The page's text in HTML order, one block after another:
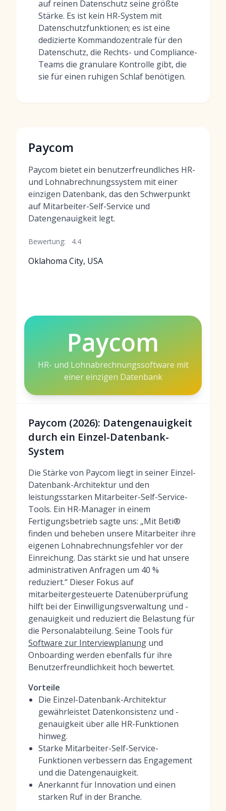
auf reinen Datenschutz seine größte
Stärke. Es ist kein HR-System mit
Datenschutzfunktionen; es ist eine
dedizierte Kommandozentrale für den
Datenschutz, die Rechts- und Compliance-
Teams die granulare Kontrolle gibt, die
sie für einen ruhigen Schlaf benötigen.
Paycom
Paycom bietet ein benutzerfreundliches HR-
und Lohnabrechnungssystem mit einer
einzigen Datenbank, das den Schwerpunkt
auf Mitarbeiter-Self-Service und
Datengenauigkeit legt.
Bewertung: 4.4
Oklahoma City, USA
Paycom
HR- und Lohnabrechnungssoftware mit
einer einzigen Datenbank
Paycom (2026): Datengenauigkeit
durch ein Einzel-Datenbank-
System
Die Stärke von Paycom liegt in seiner Einzel-
Datenbank-Architektur und den
leistungsstarken Mitarbeiter-Self-Service-
Tools. Ein HR-Manager in einem
Fertigungsbetrieb sagte uns: „Mit Beti®
finden und beheben unsere Mitarbeiter ihre
eigenen Lohnabrechnungsfehler vor der
Einreichung. Das stärkt sie und hat unsere
administrativen Anfragen um 40 %
reduziert.“ Dieser Fokus auf
mitarbeitergesteuerte Datenüberprüfung
hilft bei der Einwilligungsverwaltung und -
genauigkeit und reduziert die Belastung für
die Personalabteilung. Seine Tools für
Software zur Interviewplanung und
Onboarding werden ebenfalls für ihre
Benutzerfreundlichkeit hoch bewertet.
Vorteile
Die Einzel-Datenbank-Architektur
gewährleistet Datenkonsistenz und -
genauigkeit über alle HR-Funktionen
hinweg.
Starke Mitarbeiter-Self-Service-
Funktionen verbessern das Engagement
und die Datengenauigkeit.
Anerkannt für Innovation und einen
starken Ruf in der Branche.